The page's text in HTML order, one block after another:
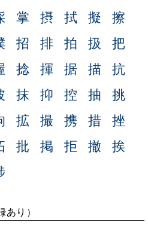
掌 摂 拭 擬
擦
招 排 拍 扱
把
捻 揮 据 描
抗
抹 抑 控 抽
挑
拡 撮 携 措
挫
批 掲 拒 撤
挨
あり）